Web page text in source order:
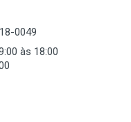
0049
às 18:00